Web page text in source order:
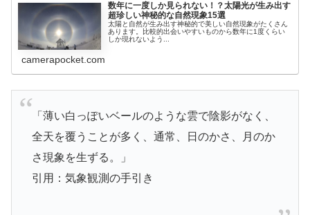
数年に一度しか見られない！？太陽光が生み出す
超珍しい神秘的な自然現象15選
太陽と自然が生み出す神秘的で美しい自然現象がたくさん
あります。比較的出会いやすいものから数年に1度くらい
しか現れないよう...
camerapocket.com
「薄い白っぽいベールのような雲で陰影がなく、
全天を覆うことが多く、通常、日のかさ、月のか
さ現象を生ずる。」
引用：気象観測の手引き